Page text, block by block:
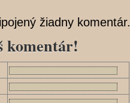
žiadny
komentár!